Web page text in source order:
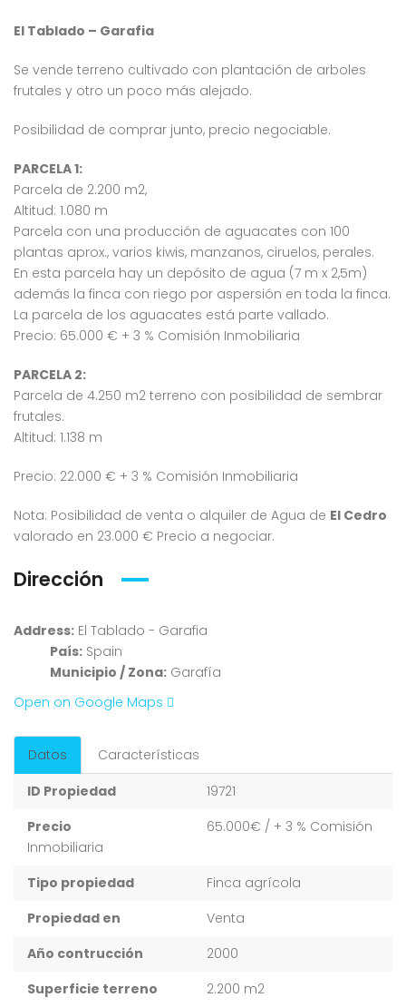
El Tablado – Garafia
Se vende terreno cultivado con plantación de arboles
frutales y otro un poco más alejado.
Posibilidad de comprar junto, precio negociable.
PARCELA 1:
Parcela de 2.200 m2,
Altitud: 1.080 m
Parcela con una producción de aguacates con 100
plantas aprox., varios kiwis, manzanos, ciruelos, perales.
En esta parcela hay un depósito de agua (7 m x 2,5m)
además la finca con riego por aspersión en toda la finca.
La parcela de los aguacates está parte vallado.
Precio: 65.000 € + 3 % Comisión Inmobiliaria
PARCELA 2:
Parcela de 4.250 m2 terreno con posibilidad de sembrar
frutales.
Altitud: 1.138 m
Precio: 22.000 € + 3 % Comisión Inmobiliaria
Nota: Posibilidad de venta o alquiler de Agua de El Cedro
valorado en 23.000 € Precio a negociar.
Dirección
Address: El Tablado - Garafia
País: Spain
Municipio / Zona: Garafía
Open on Google Maps
Datos
Características
ID Propiedad
19721
Precio
65.000€ / + 3 % Comisión
Inmobiliaria
Tipo propiedad
Finca agrícola
Propiedad en
Venta
Año contrucción
2000
Superficie terreno
2.200 m2